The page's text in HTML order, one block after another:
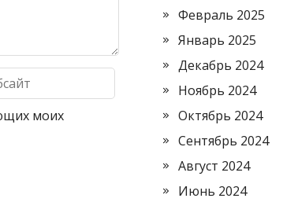
моих
Февраль 2025
Январь 2025
Декабрь 2024
Ноябрь 2024
Октябрь 2024
Сентябрь 2024
Август 2024
Июнь 2024